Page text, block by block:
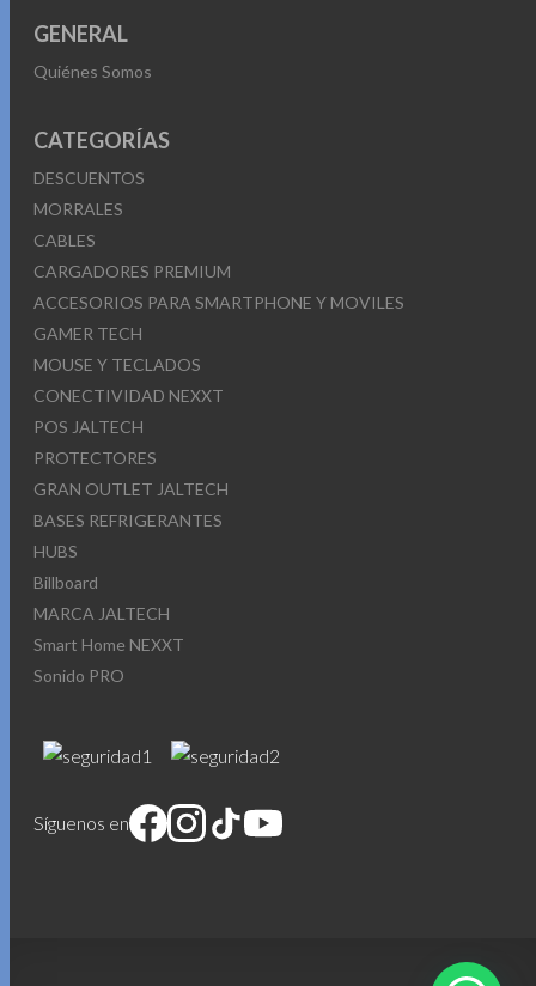
GENERAL
Quiénes Somos
CATEGORÍAS
DESCUENTOS
MORRALES
CABLES
CARGADORES PREMIUM
ACCESORIOS PARA SMARTPHONE Y MOVILES
GAMER TECH
MOUSE Y TECLADOS
CONECTIVIDAD NEXXT
POS JALTECH
PROTECTORES
GRAN OUTLET JALTECH
BASES REFRIGERANTES
HUBS
Billboard
MARCA JALTECH
Smart Home NEXXT
Sonido PRO
Síguenos en